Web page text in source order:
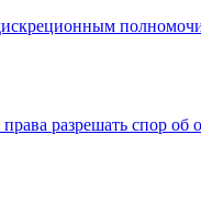
разрешать спор об